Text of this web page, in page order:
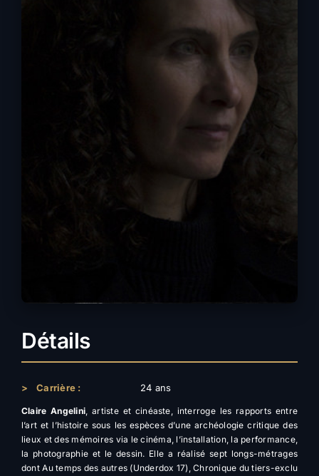
Détails
> Carrière : 24 ans
Claire Angelini, artiste et cinéaste, interroge les rapports entre
l’art et l’histoire sous les espèces d’une archéologie critique des
lieux et des mémoires via le cinéma, l’installation, la performance,
la photographie et le dessin. Elle a réalisé sept longs-métrages
dont Au temps des autres (Underdox 17), Chronique du tiers-exclu